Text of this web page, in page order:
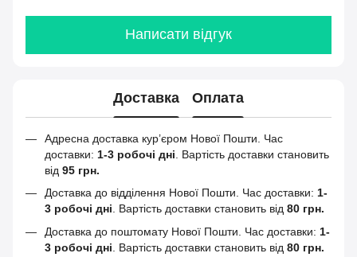
Написати відгук
Доставка Оплата
Адресна доставка кур’єром Нової Пошти.
Час
доставки: 1-3 робочі дні . Вартість доставки становить
від 95 грн.
Доставка до відділення Нової Пошти. Час доставки: 1-
3 робочі дні. Вартість доставки становить від 80 грн.
Доставка до поштомату Нової Пошти. Час доставки: 1-
3 робочі дні . Вартість доставки становить від 80 грн.